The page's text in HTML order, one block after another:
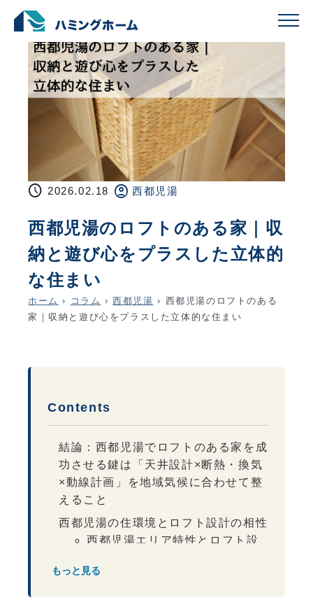
schedule 2026.02.18 account_circle 西都児湯
西都児湯のロフトのある家｜収
納と遊び心をプラスした立体的
な住まい
ホーム › コラム › 西都児湯 › 西都児湯のロフトのある
家｜収納と遊び心をプラスした立体的な住まい
Contents
結論：西都児湯でロフトのある家を成
功させる鍵は「天井設計×断熱・換気
×動線計画」を地域気候に合わせて整
えること
西都児湯の住環境とロフト設計の相性
西都児湯エリア特性とロフト設
もっと見る